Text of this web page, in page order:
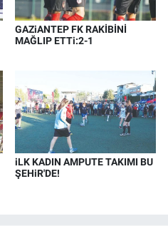
GAZiANTEP FK RAKİBİNİ
MAĞLIP ETTi:2-1
iLK KADIN AMPUTE TAKIMI BU
ŞEHiR'DE!